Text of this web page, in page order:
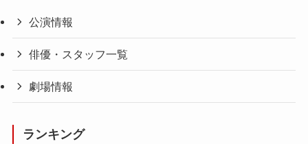
公演情報
俳優・スタッフ一覧
劇場情報
ランキング